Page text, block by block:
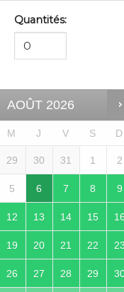
Quantités:
AOÛT 2026
M J V S D
29 30 31 1 2
5 6 7 8 9
12 13 14 15 16
19 20 21 22 23
26 27 28 29